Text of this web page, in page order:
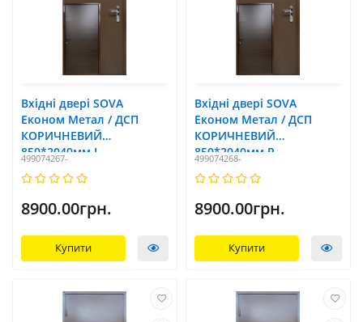
Вхідні двері SOVA
Економ Метал / ДСП
КОРИЧНЕВИЙ
850*2040мм L
499074267-
8900.00грн.
Купити
Вхідні двері SOVA
Економ Метал / ДСП
КОРИЧНЕВИЙ
850*2040мм R
499074268-
8900.00грн.
Купити